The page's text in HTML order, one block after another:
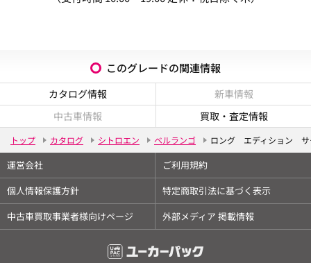
このグレードの関連情報
カタログ情報
新車情報
中古車情報
買取・査定情報
トップ カタログ シトロエン ベルランゴ ロング エディション サ
運営会社
ご利用規約
個人情報保護方針
特定商取引法に基づく表示
中古車買取事業者様向けページ
外部メディア 掲載情報